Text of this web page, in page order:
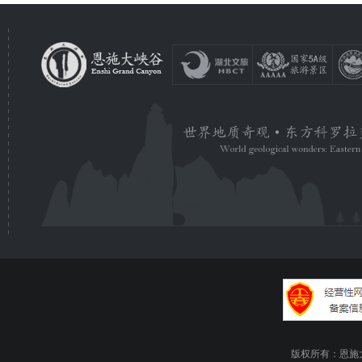
版权所有：恩施